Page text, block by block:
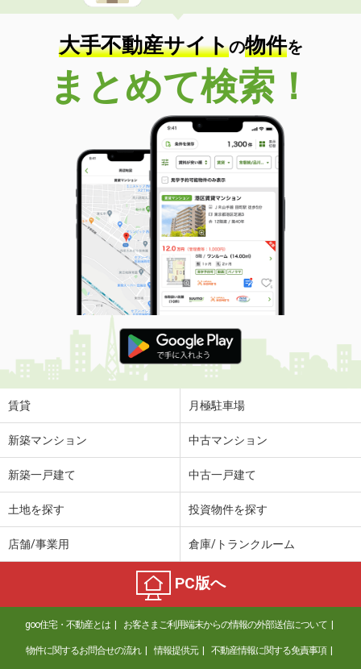
大手不動産サイトの物件を
まとめて検索！
賃貸 月極駐車場
新築マンション 中古マンション
新築一戸建て 中古一戸建て
土地を探す 投資物件を探す
店舗/事業用 倉庫/トランクルーム
PC版へ
goo住宅・不動産とは お客さまご利用端末からの情報の外部送信について
物件に関するお問合せの流れ 情報提供元 不動産情報に関する免責事項